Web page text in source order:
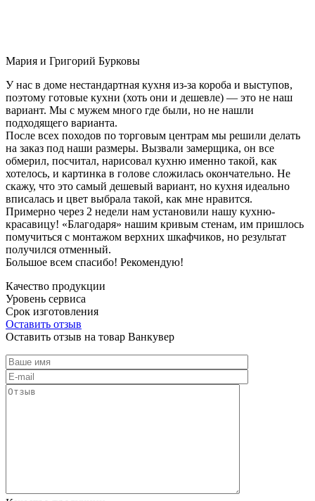
Мария и Григорий Бурковы
У нас в доме нестандартная кухня из-за короба и выступов,
поэтому готовые кухни (хоть они и дешевле) — это не наш
вариант. Мы с мужем много где были, но не нашли
подходящего варианта.
После всех походов по торговым центрам мы решили делать
на заказ под наши размеры. Вызвали замерщика, он все
обмерил, посчитал, нарисовал кухню именно такой, как
хотелось, и картинка в голове сложилась окончательно. Не
скажу, что это самый дешевый вариант, но кухня идеально
вписалась и цвет выбрала такой, как мне нравится.
Примерно через 2 недели нам установили нашу кухню-
красавицу! «Благодаря» нашим кривым стенам, им пришлось
помучиться с монтажом верхних шкафчиков, но результат
получился отменный.
Большое всем спасибо! Рекомендую!
Качество продукции
Уровень сервиса
Срок изготовления
Оставить отзыв
Оставить отзыв на товар Ванкувер